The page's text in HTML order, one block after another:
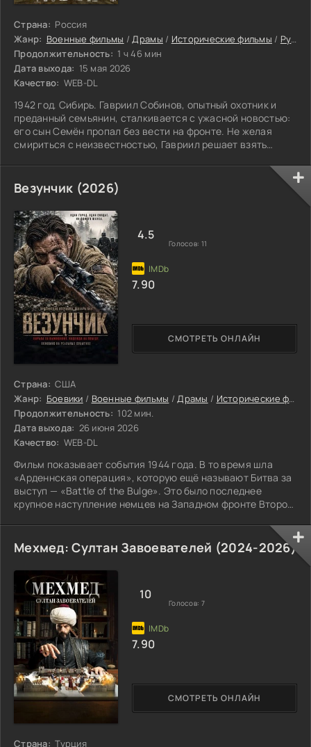
Страна: Россия
Жанр: Военные фильмы /Драмы / Исторические фильмы / Русские фильмы
Продолжительность: 1 ч 46 мин
Дата выхода: 15 мая 2026
Качество: WEB-DL
1942 год. Сибирь. Гавриил Собинов, опытный охотник и
преданный семьянин, сталкивается с ужасной новостью:
его сын Семён пропал без вести на фронте. Не желая
смириться с неизвестностью, Гавриил решает взять
поисках сына.
Везунчик (2026)
Страна: США
Жанр: Боевики / Военные фильмы /Драмы / Исторические фильмы
Продолжительность: 102 мин.
Дата выхода: 26 июня 2026
Качество: WEB-DL
Фильм показывает события 1944 года. В то время шла
«Арденнская операция», которую ещё называют Битва за
выступ — «Battle of the Bulge». Это было последнее
крупное наступление немцев на Западном фронте Второй
СМОТРЕТЬ ОНЛАЙН
4.5
Голосов: 11
7.90
Мехмед: Султан Завоевателей (2024-2026)
Страна: Турция
СМОТРЕТЬ ОНЛАЙН
10
Голосов: 7
7.90